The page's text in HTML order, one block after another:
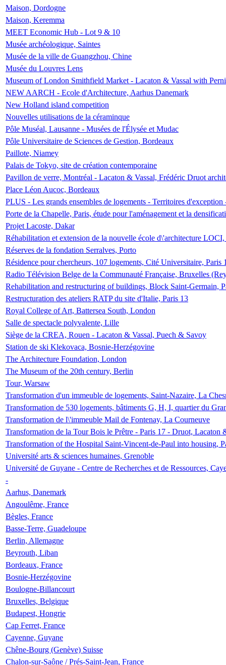
Maison, Dordogne
Maison, Keremma
MEET Economic Hub - Lot 9 & 10
Musée archéologique, Saintes
Musée de la ville de Guangzhou, Chine
Musée du Louvres Lens
Museum of London Smithfield Market - Lacaton & Vassal with
NEW AARCH - Ecole d'Architecture, Aarhus Danemark
New Holland island competition
Nouvelles utilisations de la céraminque
Pôle Muséal, Lausanne - Musées de l'Élysée et Mudac
Pôle Universitaire de Sciences de Gestion, Bordeaux
Paillote, Niamey
Palais de Tokyo, site de création contemporaine
Pavillon de verre, Montréal - Lacaton & Vassal, Frédéric Druot
Place Léon Aucoc, Bordeaux
PLUS - Les grands ensembles de logements - Territoires
Porte de la Chapelle, Paris, étude pour l'aménagement et la
Projet Lacoste, Dakar
Réhabilitation et extension de la nouvelle école d\'architecture
Réserves de la fondation Serralves, Porto
Résidence pour chercheurs, 107 logements, Cité Universitaire, Paris
Radio Télévision Belge de la Communauté Française, Bruxelles
Rehabilitation and restructuring of buildings, Block Saint-Germain,
Restructuration des ateliers RATP du site d'Italie, Paris 13
Royal College of Art, Battersea South, London
Salle de spectacle polyvalente, Lille
Siège de la CREA, Rouen - Lacaton & Vassal, Puech & Savoy
Station de ski Klekovaca, Bosnie-Herzégovine
The Architecture Foundation, London
The Museum of the 20th century, Berlin
Tour, Warsaw
Transformation d'un immeuble de logements, Saint-Nazaire, La
Transformation de 530 logements, bâtiments G, H, I, quartier du
Transformation de l\'immeuble Mail de Fontenay, La Courneuve
Transformation de la Tour Bois le Prêtre - Paris 17 - Druot, Lacaton
Transformation of the Hospital Saint-Vincent-de-Paul into housing,
Université arts & sciences humaines, Grenoble
Université de Guyane - Centre de Recherches et de Ressources,
-
Aarhus, Danemark
Angoulême, France
Bègles, France
Basse-Terre, Guadeloupe
Berlin, Allemagne
Beyrouth, Liban
Bordeaux, France
Bosnie-Herzégovine
Boulogne-Billancourt
Bruxelles, Belgique
Budapest, Hongrie
Cap Ferret, France
Cayenne, Guyane
Chêne-Bourg (Genève) Suisse
Chalon-sur-Saône / Prés-Saint-Jean, France